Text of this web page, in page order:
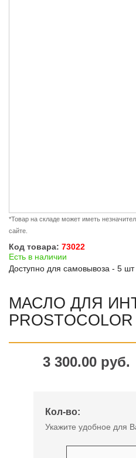
*Товар на складе может иметь
сайте.
Код товара: 73022
Есть в наличии
Доступно для самовывоза - 5 шт
МАСЛО ДЛЯ
3 300.00 руб.
Кол-во:
Укажите удобное для